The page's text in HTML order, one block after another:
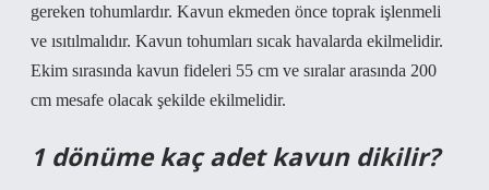
gereken tohumlardır. Kavun ekmeden önce toprak işlenmeli
ve ısıtılmalıdır. Kavun tohumları sıcak havalarda ekilmelidir.
Ekim sırasında kavun fideleri 55 cm ve sıralar arasında 200
cm mesafe olacak şekilde ekilmelidir.
1 dönüme kaç adet kavun dikilir?